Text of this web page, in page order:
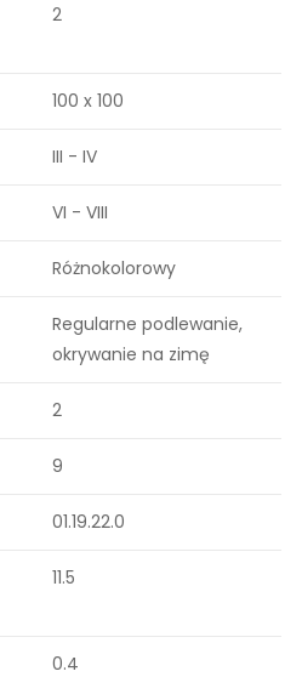
2
100 x 100
III - IV
VI - VIII
Różnokolorowy
Regularne podlewanie,
okrywanie na zimę
2
9
01.19.22.0
11.5
0.4